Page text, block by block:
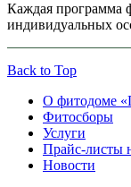
Каждая программа
индивидуальных
Back to Top
О фитодоме
Фитосборы
Услуги
Прайс-листы
Новости